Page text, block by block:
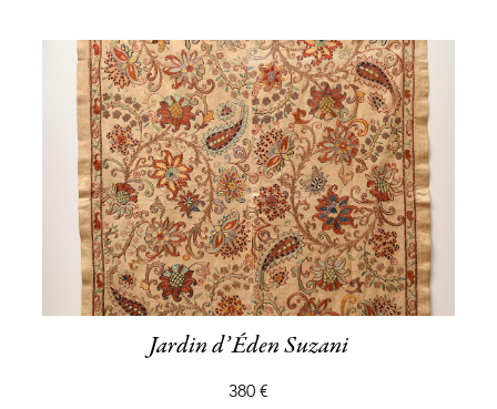
Jardin d’Éden Suzani
380 €